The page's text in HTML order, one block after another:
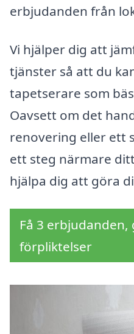
erbjudanden från
Vi hjälper dig att
tjänster så att du
tapetserare som
Oavsett om det
renovering eller ett
ett steg närmare
hjälpa dig att göra
Få 3
förpliktelser